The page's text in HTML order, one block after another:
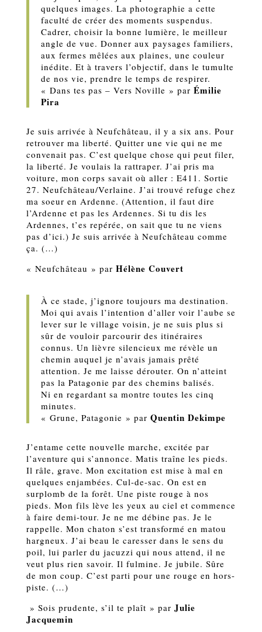
quelques images. La photographie a cette
faculté de créer des moments suspendus.
Cadrer, choisir la bonne lumière, le meilleur
angle de vue. Donner aux paysages familiers,
aux fermes mêlées aux plaines, une couleur
inédite. Et à travers l’objectif, dans le tumulte
de nos vie, prendre le temps de respirer.
« Dans tes pas – Vers Noville » par Émilie
Pira
Je suis arrivée à Neufchâteau, il y a six ans. Pour
retrouver ma liberté. Quitter une vie qui ne me
convenait pas. C’est quelque chose qui peut filer,
la liberté. Je voulais la rattraper. J’ai pris ma
voiture, mon corps savait où aller : E411. Sortie
27. Neufchâteau/Verlaine. J’ai trouvé refuge chez
ma soeur en Ardenne. (Attention, il faut dire
l’Ardenne et pas les Ardennes. Si tu dis les
Ardennes, t’es repérée, on sait que tu ne viens
pas d’ici.) Je suis arrivée à Neufchâteau comme
ça. (…)
« Neufchâteau » par Hélène Couvert
À ce stade, j’ignore toujours ma destination.
Moi qui avais l’intention d’aller voir l’aube se
lever sur le village voisin, je ne suis plus si
sûr de vouloir parcourir des itinéraires
connus. Un lièvre silencieux me révèle un
chemin auquel je n’avais jamais prêté
attention. Je me laisse dérouter. On n’atteint
pas la Patagonie par des chemins balisés.
Ni en regardant sa montre toutes les cinq
minutes.
« Grune, Patagonie » par Quentin Dekimpe
J’entame cette nouvelle marche, excitée par
l’aventure qui s’annonce. Matis traîne les pieds.
Il râle, grave. Mon excitation est mise à mal en
quelques enjambées. Cul-de-sac. On est en
surplomb de la forêt. Une piste rouge à nos
pieds. Mon fils lève les yeux au ciel et commence
à faire demi-tour. Je ne me débine pas. Je le
rappelle. Mon chaton s’est transformé en matou
hargneux. J’ai beau le caresser dans le sens du
poil, lui parler du jacuzzi qui nous attend, il ne
veut plus rien savoir. Il fulmine. Je jubile. Sûre
de mon coup. C’est parti pour une rouge en hors-
piste. (…)
» Sois prudente, s’il te plaît » par Julie
Jacquemin